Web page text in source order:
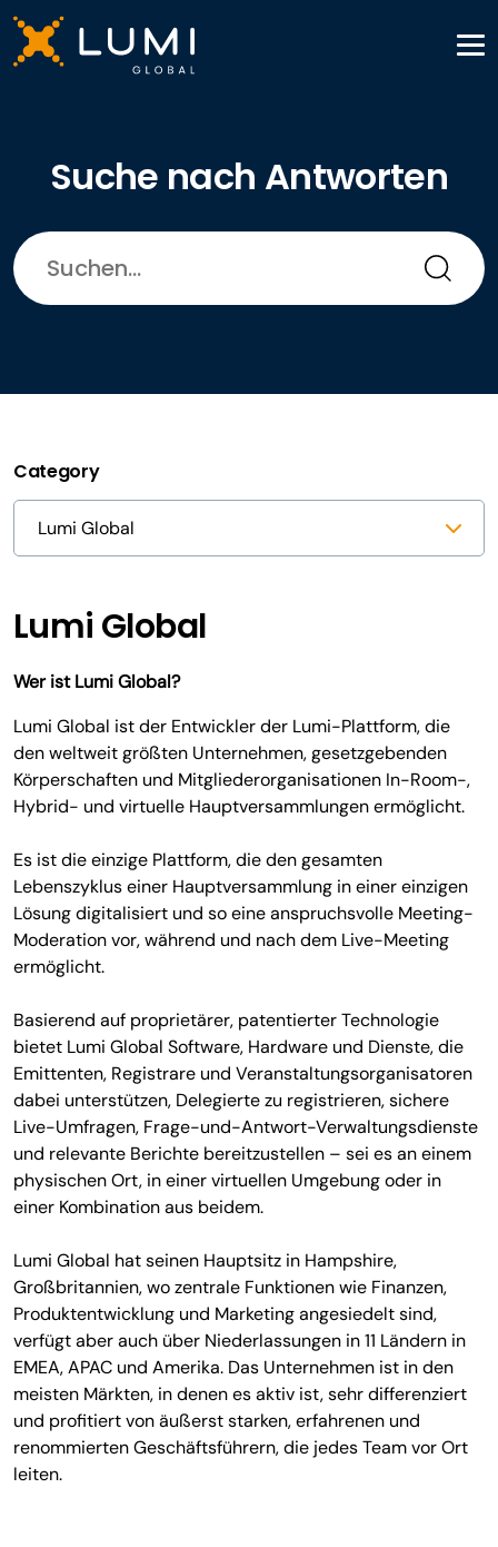
Suche nach Antworten
Category
Lumi Global
Wer ist Lumi Global?
Lumi Global ist der Entwickler der Lumi-Plattform, die
den weltweit größten Unternehmen, gesetzgebenden
Körperschaften und Mitgliederorganisationen In-Room-,
Hybrid- und virtuelle Hauptversammlungen ermöglicht.
Es ist die einzige Plattform, die den gesamten
Lebenszyklus einer Hauptversammlung in einer einzigen
Lösung digitalisiert und so eine anspruchsvolle Meeting-
Moderation vor, während und nach dem Live-Meeting
ermöglicht.
Basierend auf proprietärer, patentierter Technologie
bietet Lumi Global Software, Hardware und Dienste, die
Emittenten, Registrare und Veranstaltungsorganisatoren
dabei unterstützen, Delegierte zu registrieren, sichere
Live-Umfragen, Frage-und-Antwort-Verwaltungsdienste
und relevante Berichte bereitzustellen – sei es an einem
physischen Ort, in einer virtuellen Umgebung oder in
einer Kombination aus beidem.
Lumi Global hat seinen Hauptsitz in Hampshire,
Großbritannien, wo zentrale Funktionen wie Finanzen,
Produktentwicklung und Marketing angesiedelt sind,
verfügt aber auch über Niederlassungen in 11 Ländern in
EMEA, APAC und Amerika. Das Unternehmen ist in den
meisten Märkten, in denen es aktiv ist, sehr differenziert
und profitiert von äußerst starken, erfahrenen und
renommierten Geschäftsführern, die jedes Team vor Ort
leiten.